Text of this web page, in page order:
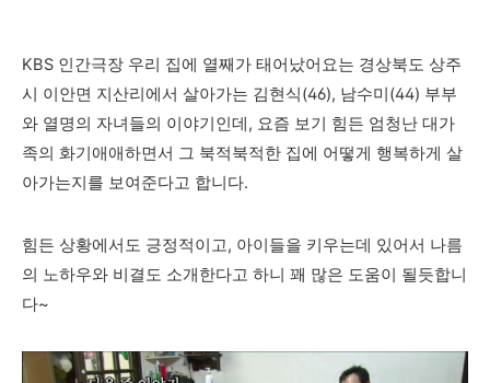
KBS 인간극장 우리 집에 열째가 태어났어요는 경상북도 상주
시 이안면 지산리에서 살아가는 김현식(46), 남수미(44) 부부
와 열명의 자녀들의 이야기인데, 요즘 보기 힘든 엄청난 대가
족의 화기애애하면서 그 북적북적한 집에 어떻게 행복하게 살
아가는지를 보여준다고 합니다.
힘든 상황에서도 긍정적이고, 아이들을 키우는데 있어서 나름
의 노하우와 비결도 소개한다고 하니 꽤 많은 도움이 될듯합니
다~